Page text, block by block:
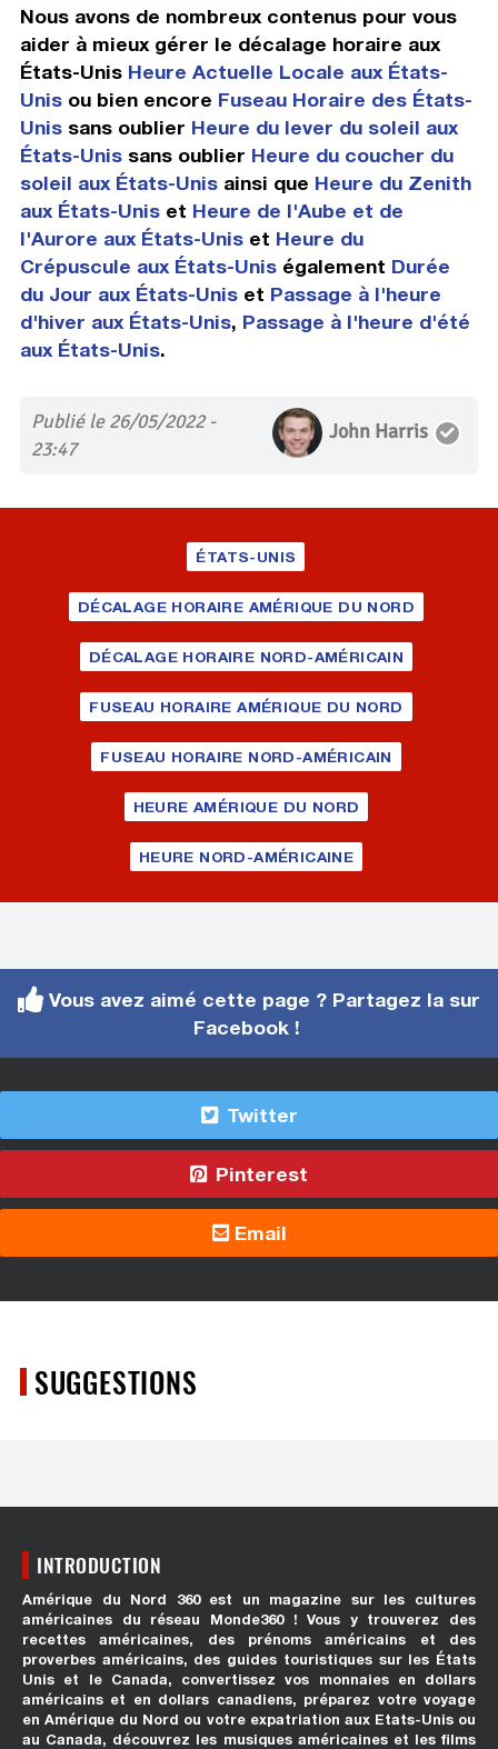
Nous avons de nombreux contenus pour vous
aider à mieux gérer le décalage horaire aux
États-Unis Heure Actuelle Locale aux États-
Unisou bien encore Fuseau Horaire des États-
Unissans oublier Heure du lever du soleil aux
États-Unissans oublier Heure du coucher du
soleil aux États-Unisainsi que Heure du Zenith
aux États-Uniset Heure de l'Aube et de
l'Aurore aux États-Uniset Heure du
Crépuscule aux États-Uniségalement Durée
du Jour aux États-Uniset Passage à l'heure
d'hiver aux États-Unis, Passage à l'heure d'été
aux États-Unis.
Publié le 26/05/2022 -
23:47
John Harris
ÉTATS-UNIS
DÉCALAGE HORAIRE AMÉRIQUE DU NORD
DÉCALAGE HORAIRE NORD-AMÉRICAIN
FUSEAU HORAIRE AMÉRIQUE DU NORD
FUSEAU HORAIRE NORD-AMÉRICAIN
HEURE AMÉRIQUE DU NORD
HEURE NORD-AMÉRICAINE
Vous avez aimé cette page ? Partagez la sur
Facebook !
Twitter
Pinterest
Email
SUGGESTIONS
INTRODUCTION
Amérique du Nord 360 est un magazine sur les cultures
américaines du réseau Monde360 ! Vous y trouverez des
recettes américaines, des prénoms américains et des
proverbes américains, des guides touristiques sur les États
Unis et le Canada, convertissez vos monnaies en dollars
américains et en dollars canadiens, préparez votre voyage
en Amérique du Nord ou votre expatriation aux Etats-Unis ou
au Canada, découvrez les musiques américaines et les films